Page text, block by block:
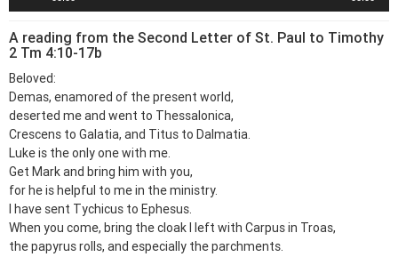
A reading from the Second Letter of St. Paul to Timothy
2 Tm 4:10-17b
Beloved:
Demas, enamored of the present world,
deserted me and went to Thessalonica,
Crescens to Galatia, and Titus to Dalmatia.
Luke is the only one with me.
Get Mark and bring him with you,
for he is helpful to me in the ministry.
I have sent Tychicus to Ephesus.
When you come, bring the cloak I left with Carpus in Troas,
the papyrus rolls, and especially the parchments.